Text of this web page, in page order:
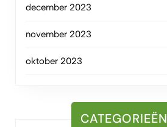
december 2023
november 2023
oktober 2023
CATEGORIEËN